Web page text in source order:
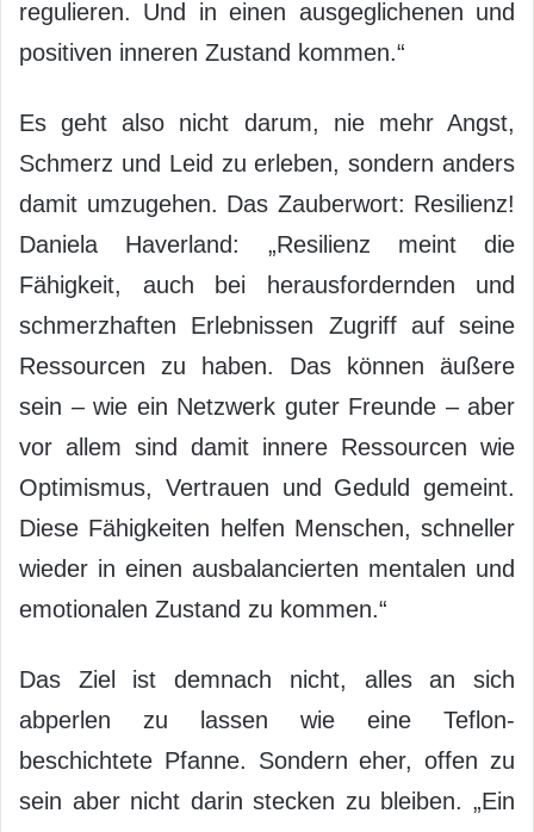
regulieren. Und in einen ausgeglichenen und
positiven inneren Zustand kommen.“
Es geht also nicht darum, nie mehr Angst,
Schmerz und Leid zu erleben, sondern anders
damit umzugehen. Das Zauberwort: Resilienz!
Daniela Haverland: „Resilienz meint die
Fähigkeit, auch bei herausfordernden und
schmerzhaften Erlebnissen Zugriff auf seine
Ressourcen zu haben. Das können äußere
sein – wie ein Netzwerk guter Freunde – aber
vor allem sind damit innere Ressourcen wie
Optimismus, Vertrauen und Geduld gemeint.
Diese Fähigkeiten helfen Menschen, schneller
wieder in einen ausbalancierten mentalen und
emotionalen Zustand zu kommen.“
Das Ziel ist demnach nicht, alles an sich
abperlen zu lassen wie eine Teflon-
beschichtete Pfanne. Sondern eher, offen zu
sein aber nicht darin stecken zu bleiben. „Ein